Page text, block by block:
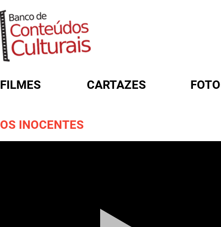
FILMES CARTAZES
OS INOCENTES